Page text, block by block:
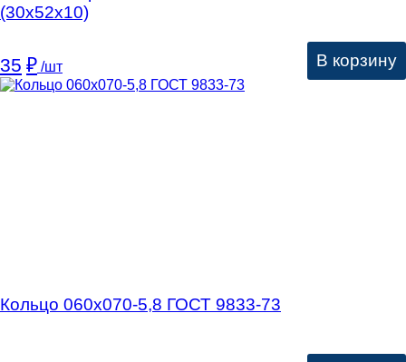
(30х52х10)
35 ₽ /шт В корзину
Кольцо 060х070-5,8 ГОСТ 9833-73